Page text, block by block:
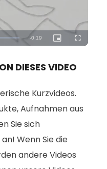
:
DIESES VIDEO
Kurzvideos.
Aufnahmen aus
Sie sich
Wenn Sie die
andere Videos